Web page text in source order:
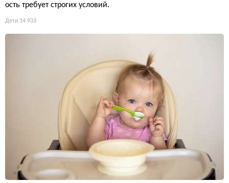
ость требует строгих условий.
Дети 14 933